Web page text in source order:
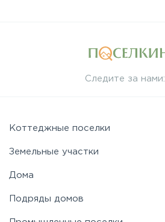
Следите за нами:
Коттеджные поселки
Земельные участки
Дома
Подряды домов